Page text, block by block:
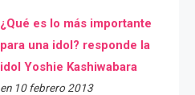
¿Qué es lo más importante
para una idol? responde la
idol Yoshie Kashiwabara
en 10 febrero 2013